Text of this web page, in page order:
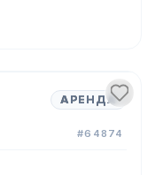
АРЕНДА
#64874